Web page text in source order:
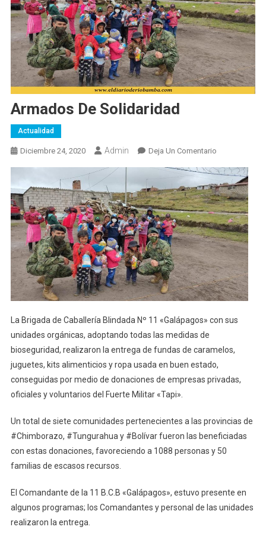
Armados De Solidaridad
Actualidad
Diciembre 24, 2020 Admin Deja Un ComentarioEn
De
Solidaridad
La Brigada de Caballería Blindada Nº 11 «Galápagos» con sus
unidades orgánicas, adoptando todas las medidas de
bioseguridad, realizaron la entrega de fundas de caramelos,
juguetes, kits alimenticios y ropa usada en buen estado,
conseguidas por medio de donaciones de empresas privadas,
oficiales y voluntarios del Fuerte Militar «Tapi».
Un total de siete comunidades pertenecientes a las provincias de
#Chimborazo, #Tungurahua y #Bolívar fueron las beneficiadas
con estas donaciones, favoreciendo a 1088 personas y 50
familias de escasos recursos.
El Comandante de la 11 B.C.B «Galápagos», estuvo presente en
algunos programas; los Comandantes y personal de las unidades
realizaron la entrega.